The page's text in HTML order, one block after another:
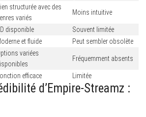
structurée avec des
variés
Moins intuitive
disponible
Souvent limitée
et fluide Peut sembler obsolète
variées
Fréquemment absents
efficace Limitée
d’Empire-Streamz :